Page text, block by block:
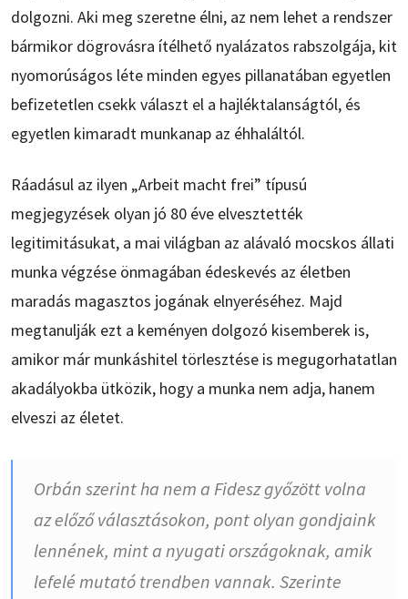
dolgozni. Aki meg szeretne élni, az nem lehet a rendszer
bármikor dögrovásra ítélhető nyalázatos rabszolgája, kit
nyomorúságos léte minden egyes pillanatában egyetlen
befizetetlen csekk választ el a hajléktalanságtól, és
egyetlen kimaradt munkanap az éhhaláltól.
Ráadásul az ilyen „Arbeit macht frei” típusú
megjegyzések olyan jó 80 éve elvesztették
legitimitásukat, a mai világban az alávaló mocskos állati
munka végzése önmagában édeskevés az életben
maradás magasztos jogának elnyeréséhez. Majd
megtanulják ezt a keményen dolgozó kisemberek is,
amikor már munkáshitel törlesztése is megugorhatatlan
akadályokba ütközik, hogy a munka nem adja, hanem
elveszi az életet.
Orbán szerint ha nem a Fidesz győzött volna
az előző választásokon, pont olyan gondjaink
lennének, mint a nyugati országoknak, amik
lefelé mutató trendben vannak. Szerinte